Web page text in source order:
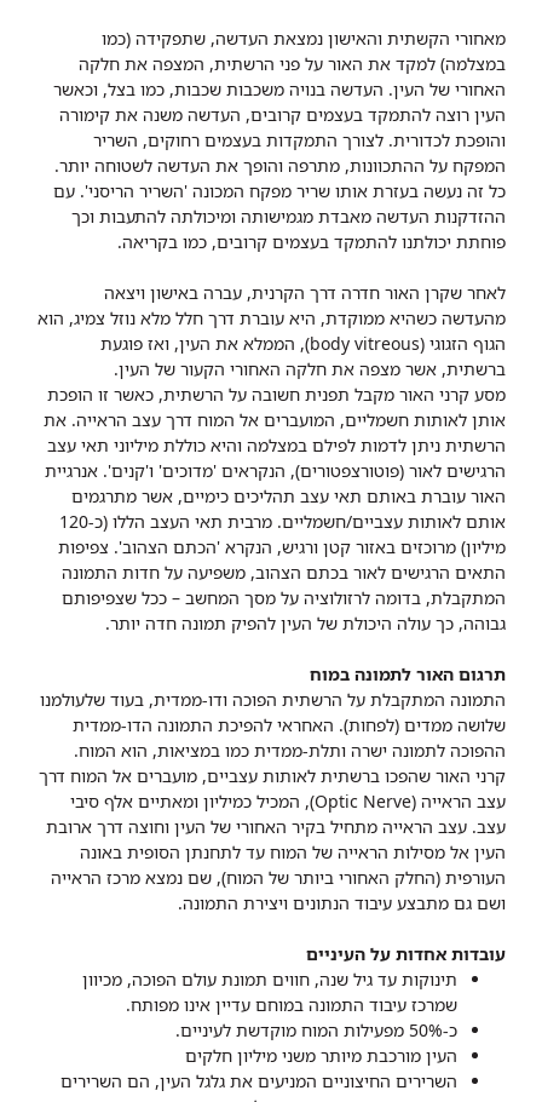
מאחורי הקשתית והאישון נמצאת העדשה, שתפקידה (כמו
במצלמה) למקד את האור על פני הרשתית, המצפה את חלקה
האחורי של העין. העדשה בנויה משכבות שכבות, כמו בצל, וכאשר
העין רוצה להתמקד בעצמים קרובים, העדשה משנה את קימורה
והופכת לכדורית. לצורך התמקדות בעצמים רחוקים, השריר
המפקח על ההתכוונות, מתרפה והופך את העדשה לשטוחה יותר.
כל זה נעשה בעזרת אותו שריר מפקח המכונה 'השריר הריסני'. עם
ההזדקנות העדשה מאבדת מגמישותה ומיכולתה להתעבות וכך
פוחתת יכולתנו להתמקד בעצמים קרובים, כמו בקריאה.
לאחר שקרן האור חדרה דרך הקרנית, עברה באישון ויצאה
מהעדשה כשהיא ממוקדת, היא עוברת דרך חלל מלא נוזל צמיג, הוא
הגוף הזגוגי (body vitreous), הממלא את העין, ואז פוגעת
ברשתית, אשר מצפה את חלקה האחורי הקעור של העין.
מסע קרני האור מקבל תפנית חשובה על הרשתית, כאשר זו הופכת
אותן לאותות חשמליים, המועברים אל המוח דרך עצב הראייה. את
הרשתית ניתן לדמות לפילם במצלמה והיא כוללת מיליוני תאי עצב
הרגישים לאור (פוטורצפטורים), הנקראים 'מדוכים' ו'קנים'. אנרגיית
האור עוברת באותם תאי עצב תהליכים כימיים, אשר מתרגמים
אותם לאותות עצביים/חשמליים. מרבית תאי העצב הללו (כ-120
מיליון) מרוכזים באזור קטן ורגיש, הנקרא 'הכתם הצהוב'. צפיפות
התאים הרגישים לאור בכתם הצהוב, משפיעה על חדות התמונה
המתקבלת, בדומה לרזולוציה על מסך המחשב – ככל שצפיפותם
גבוהה, כך עולה היכולת של העין להפיק תמונה חדה יותר.
תרגום האור לתמונה במוח
התמונה המתקבלת על הרשתית הפוכה ודו-ממדית, בעוד שלעולמנו
שלושה ממדים (לפחות). האחראי להפיכת התמונה הדו-ממדית
ההפוכה לתמונה ישרה ותלת-ממדית כמו במציאות, הוא המוח.
קרני האור שהפכו ברשתית לאותות עצביים, מועברים אל המוח דרך
עצב הראייה (Optic Nerve), המכיל כמיליון ומאתיים אלף סיבי
עצב. עצב הראייה מתחיל בקיר האחורי של העין וחוצה דרך ארובת
העין אל מסילות הראייה של המוח עד לתחנתן הסופית באונה
העורפית (החלק האחורי ביותר של המוח), שם נמצא מרכז הראייה
ושם גם מתבצע עיבוד הנתונים ויצירת התמונה.
עובדות אחדות על העיניים
תינוקות עד גיל שנה, חווים תמונת עולם הפוכה, מכיוון
שמרכז עיבוד התמונה במוחם עדיין אינו מפותח.
כ-50% מפעילות המוח מוקדשת לעיניים.
העין מורכבת מיותר משני מיליון חלקים
השרירים החיצוניים המניעים את גלגל העין, הם השרירים